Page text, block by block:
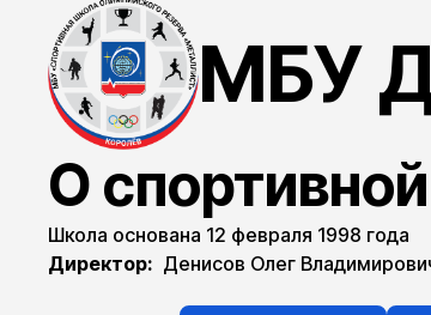
МБУ
О
Школа основана 12 февраля 1998 года
Директор: Денисов Олег